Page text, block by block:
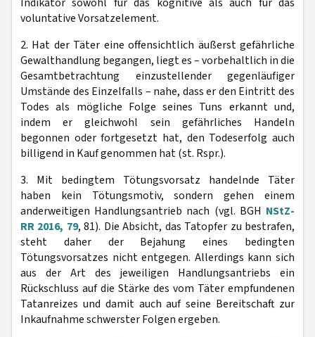
Indikator sowohl für das kognitive als auch für das
voluntative Vorsatzelement.
2. Hat der Täter eine offensichtlich äußerst gefährliche
Gewalthandlung begangen, liegt es – vorbehaltlich in die
Gesamtbetrachtung einzustellender gegenläufiger
Umstände des Einzelfalls – nahe, dass er den Eintritt des
Todes als mögliche Folge seines Tuns erkannt und,
indem er gleichwohl sein gefährliches Handeln
begonnen oder fortgesetzt hat, den Todeserfolg auch
billigend in Kauf genommen hat (st. Rspr.).
3. Mit bedingtem Tötungsvorsatz handelnde Täter
haben kein Tötungsmotiv, sondern gehen einem
anderweitigen Handlungsantrieb nach (vgl. BGH NStZ-
RR 2016, 79, 81). Die Absicht, das Tatopfer zu bestrafen,
steht daher der Bejahung eines bedingten
Tötungsvorsatzes nicht entgegen. Allerdings kann sich
aus der Art des jeweiligen Handlungsantriebs ein
Rückschluss auf die Stärke des vom Täter empfundenen
Tatanreizes und damit auch auf seine Bereitschaft zur
Inkaufnahme schwerster Folgen ergeben.